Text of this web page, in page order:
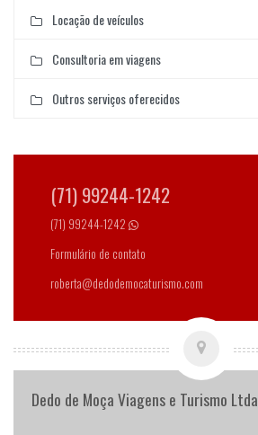
Locação de veículos
Consultoria em viagens
Outros serviços oferecidos
(71) 99244-1242
(71) 99244-1242
Formulário de contato
roberta@dedodemocaturismo.com
Dedo de Moça Viagens e Turismo Ltda